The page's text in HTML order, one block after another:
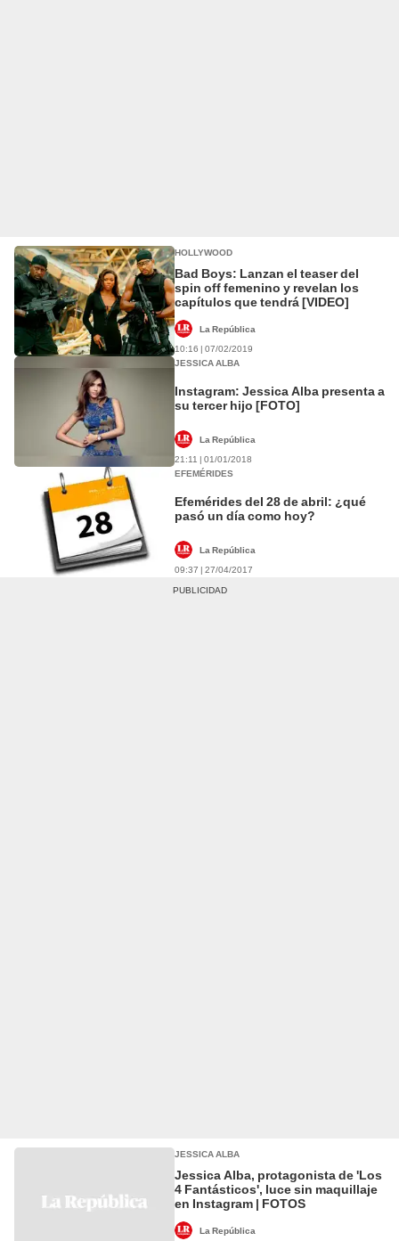
HOLLYWOOD
Bad Boys: Lanzan el teaser del
spin off femenino y revelan los
capítulos que tendrá [VIDEO]
La República
10:16 | 07/02/2019
JESSICA ALBA
Instagram: Jessica Alba presenta a
su tercer hijo [FOTO]
La República
21:11 | 01/01/2018
EFEMÉRIDES
Efemérides del 28 de abril: ¿qué
pasó un día como hoy?
La República
09:37 | 27/04/2017
JESSICA ALBA
Jessica Alba, protagonista de 'Los
4 Fantásticos', luce sin maquillaje
en Instagram | FOTOS
La República